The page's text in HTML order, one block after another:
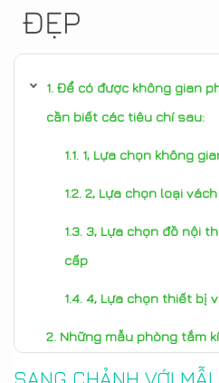
ĐẸP
Để có được không gian
cần biết các tiêu chí sau:
1, Lựa chọn không
2, Lựa chọn loại
3, Lựa chọn đồ nội
cấp
4, Lựa chọn thiết bị
Những mẫu phòng tắm